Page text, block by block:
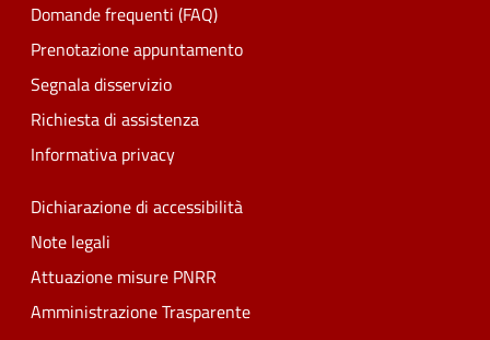
Domande frequenti (FAQ)
Prenotazione appuntamento
Segnala disservizio
Richiesta di assistenza
Informativa privacy
Dichiarazione di accessibilità
Note legali
Attuazione misure PNRR
Amministrazione Trasparente